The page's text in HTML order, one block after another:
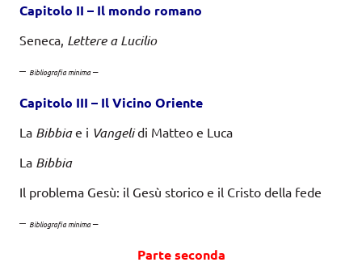
Capitolo II – Il mondo romano
Seneca, Lettere a Lucilio
– Bibliografia minima–
Capitolo III – IlVicino Oriente
La Bibbiae i Vangelidi Matteo e Luca
La Bibbia
Il problema Gesù: il Gesù storico e il Cristo della fede
– Bibliografia minima–
Parte seconda